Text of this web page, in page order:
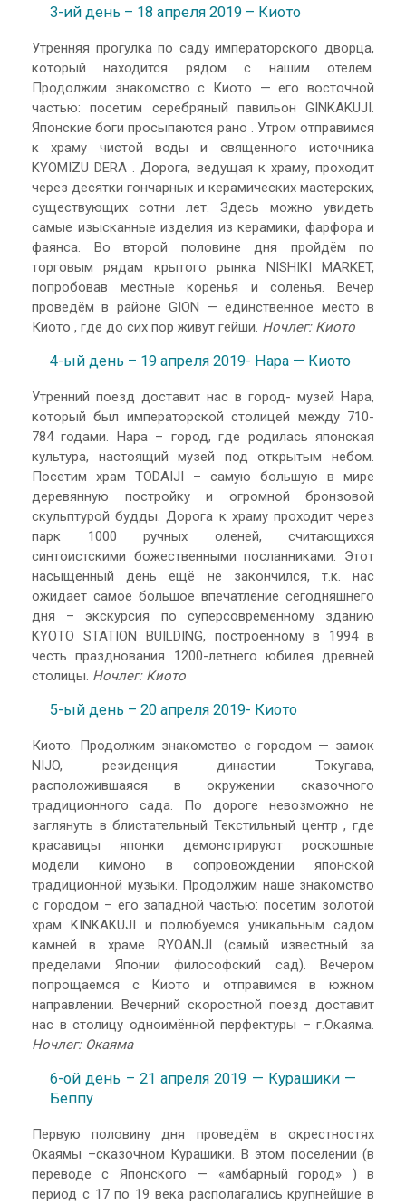
3-ий день – 18 апреля 2019 – Киото
Утренняя прогулка по саду императорского дворца,
который находится рядом с нашим отелем.
Продолжим знакомство с Киото — его восточной
частью: посетим серебряный павильон GINKAKUJI.
Японские боги просыпаются рано . Утром отправимся
к храму чистой воды и священного источника
KYOMIZU DERA . Дорога, ведущая к храму, проходит
через десятки гончарных и керамических мастерских,
существующих сотни лет. Здесь можно увидеть
самые изысканные изделия из керамики, фарфора и
фаянса. Во второй половине дня пройдём по
торговым рядам крытого рынка NISHIKI MARKET,
попробовав местные коренья и соленья. Вечер
проведём в районе GION — единственное место в
Киото , где до сих пор живут гейши. Ночлег: Киото
4-ый день – 19 апреля 2019- Нара — Киото
Утренний поезд доставит нас в город- музей Нара,
который был императорской столицей между 710-
784 годами. Нара – город, где родилась японская
культура, настоящий музей под открытым небом.
Посетим храм TODAIJI – самую большую в мире
деревянную постройку и огромной бронзовой
скульптурой будды. Дорога к храму проходит через
парк 1000 ручных оленей, считающихся
синтоистскими божественными посланниками. Этот
насыщенный день ещё не закончился, т.к. нас
ожидает самое большое впечатление сегодняшнего
дня – экскурсия по суперсовременному зданию
KYOTO STATION BUILDING, построенному в 1994 в
честь празднования 1200-летнего юбилея древней
столицы. Ночлег: Киото
5-ый день – 20 апреля 2019- Киото
Киото. Продолжим знакомство с городом — замок
NIJO, резиденция династии Токугава,
расположившаяся в окружении сказочного
традиционного сада. По дороге невозможно не
заглянуть в блистательный Текстильный центр , где
красавицы японки демонстрируют роскошные
модели кимоно в сопровождении японской
традиционной музыки. Продолжим наше знакомство
с городом – его западной частью: посетим золотой
храм KINKAKUJI и полюбуемся уникальным садом
камней в храме RYOANJI (самый известный за
пределами Японии философский сад). Вечером
попрощаемся с Киото и отправимся в южном
направлении. Вечерний скоростной поезд доставит
нас в столицу одноимённой перфектуры – г.Окаяма.
Ночлег: Окаяма
6-ой день – 21 апреля 2019 — Курашики —
Беппу
Первую половину дня проведём в окрестностях
Окаямы –сказочном Курашики. В этом поселении (в
переводе с Японского — «амбарный город» ) в
период с 17 по 19 века располагались крупнейшие в